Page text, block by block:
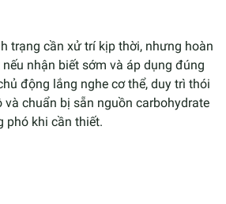
trạng cần xử trí kịp thời, nhưng hoàn
nhận biết sớm và áp dụng đúng
động lắng nghe cơ thể, duy trì thói
và chuẩn bị sẵn nguồn carbohydrate
phó khi cần thiết.